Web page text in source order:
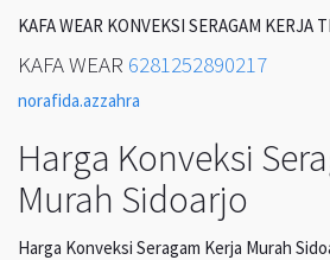
KAFA WEAR KONVEKSI SERAGAM KERJA
KAFA WEAR 6281252890217
norafida.azzahra
Harga Konveksi
Murah Sidoarjo
Harga Konveksi Seragam Kerja Murah